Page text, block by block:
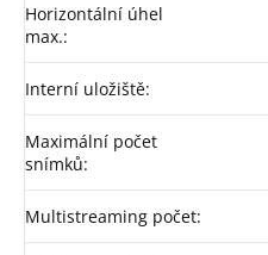
Horizontální úhel
max.:
Interní uložiště:
Maximální počet
snímků:
Multistreaming počet: